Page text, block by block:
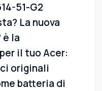
51-G2
La nuova
la
il tuo Acer:
originali
batteria di